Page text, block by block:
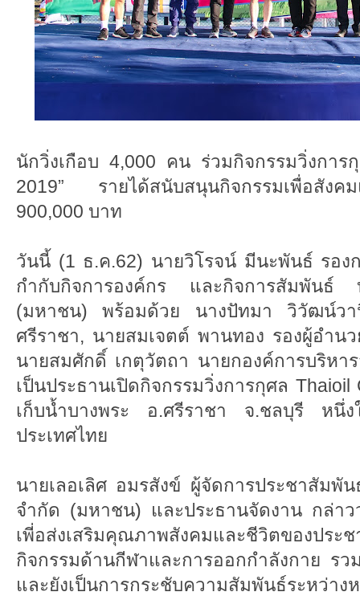
นักวิ่งเกือบ 4,000 คน ร่วมกิจกรรมวิ่งการ
2019” รายได้สนับสนุนกิจกรรมเพื่อสังค
900,000 บาท
วันนี้ (1 ธ.ค.62) นายวิโรจน์ มีนะพันธ์ รอง
กำกับกิจการองค์กร และกิจการสัมพัน
(มหาชน) พร้อมด้วย นางปัทมา วิวัฒน์วา
ศรีราชา, นายสมเจตต์ พานทอง รองผู้อำน
นายสมศักดิ์ เกตุวัตถา นายกองค์การบริหา
เป็นประธานเปิดกิจกรรมวิ่งการกุศล
เก็บน้ำบางพระ อ.ศรีราชา จ.ชลบุรี หนึ่ง
ประเทศไทย
นายเลอเลิศ อมรสังข์ ผู้จัดการประชาสัมพั
จำกัด (มหาชน) และประธานจัดงาน กล่าว
เพี่อส่งเสริมคุณภาพสังคมและชีวิตของประ
กิจกรรมด้านกีฬาและการออกกำลังกาย รว
และยังเป็นการกระชับความสัมพันธ์ระห